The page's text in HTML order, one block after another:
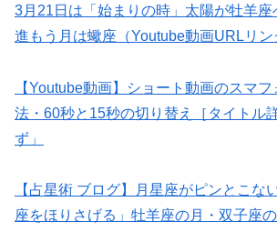
3月21日は「始まりの時」太陽が牡羊座
進もう月は蠍座（Youtube動画URLリン
【Youtube動画】ショート動画のスマ
法・60秒と15秒の切り替え［タイトル
ず」
【占星術 ブログ】月星座がピンとこな
座をほりさげる」牡羊座の月・双子座